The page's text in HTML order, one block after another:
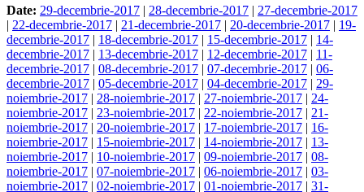
Date: 29-decembrie-2017 | 28-decembrie-2017 | 27-decembrie-2017
| 22-decembrie-2017 | 21-decembrie-2017 | 20-decembrie-2017 | 19-
decembrie-2017 | 18-decembrie-2017 | 15-decembrie-2017 | 14-
decembrie-2017 | 13-decembrie-2017 | 12-decembrie-2017 | 11-
decembrie-2017 | 08-decembrie-2017 | 07-decembrie-2017 | 06-
decembrie-2017 | 05-decembrie-2017 | 04-decembrie-2017 | 29-
noiembrie-2017 | 28-noiembrie-2017 | 27-noiembrie-2017 | 24-
noiembrie-2017 | 23-noiembrie-2017 | 22-noiembrie-2017 | 21-
noiembrie-2017 | 20-noiembrie-2017 | 17-noiembrie-2017 | 16-
noiembrie-2017 | 15-noiembrie-2017 | 14-noiembrie-2017 | 13-
noiembrie-2017 | 10-noiembrie-2017 | 09-noiembrie-2017 | 08-
noiembrie-2017 | 07-noiembrie-2017 | 06-noiembrie-2017 | 03-
noiembrie-2017 | 02-noiembrie-2017 | 01-noiembrie-2017 | 31-